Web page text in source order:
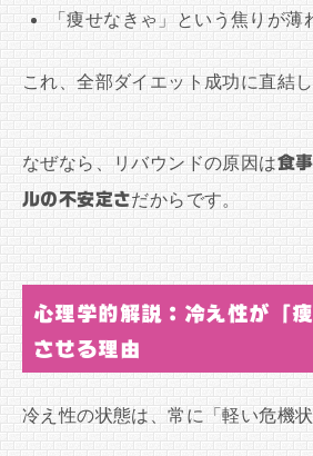
「痩せなきゃ」という焦りが薄
これ、全部ダイエット成功に直結し
なぜなら、リバウンドの原因は食
ルの不安定さだからです。
心理学的解説：冷え性が「
させる理由
冷え性の状態は、常に「軽い危機状